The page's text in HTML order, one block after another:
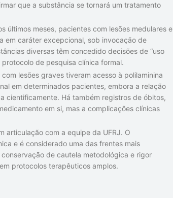
que a substância se tornará um tratamento
últimos meses, pacientes com lesões medulares e
em caráter excepcional, sob invocação de
diversas têm concedido decisões de “uso
de pesquisa clínica formal.
lesões graves tiveram acesso à polilaminina
em determinados pacientes, embora a relação
cientificamente. Há também registros de óbitos,
em si, mas a complicações clínicas
articulação com a equipe da UFRJ. O
e é considerado uma das frentes mais
de cautela metodológica e rigor
protocolos terapêuticos amplos.